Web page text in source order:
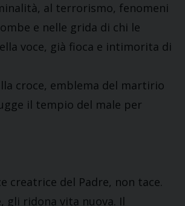
al terrorismo, fenomeni
e nelle grida di chi le
voce, già fioca e intimorita di
croce, emblema del martirio
il tempio del male per
creatrice del Padre, non tace.
gli ridona vita nuova. Il